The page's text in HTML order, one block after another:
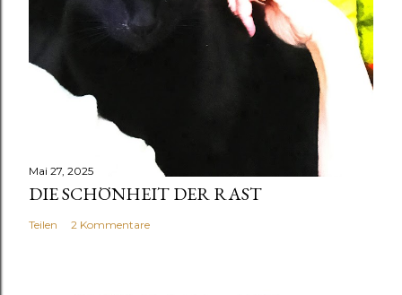
Mai 27, 2025
DIE SCHÖNHEIT DER RAST
Teilen 2 Kommentare